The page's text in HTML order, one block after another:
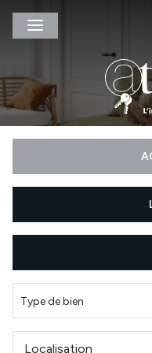
De l'immo pro
De l'immo pro
Type de bien
Localisation